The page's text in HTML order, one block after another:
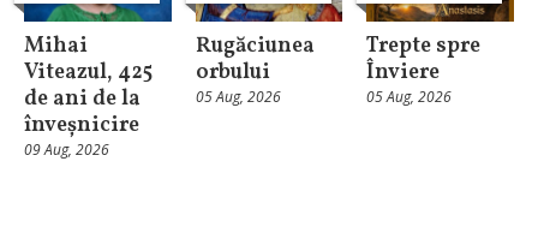
Mihai
Viteazul, 425
de ani de la
înveșnicire
09 Aug, 2026
Rugăciunea
orbului
05 Aug, 2026
Trepte spre
Înviere
05 Aug, 2026